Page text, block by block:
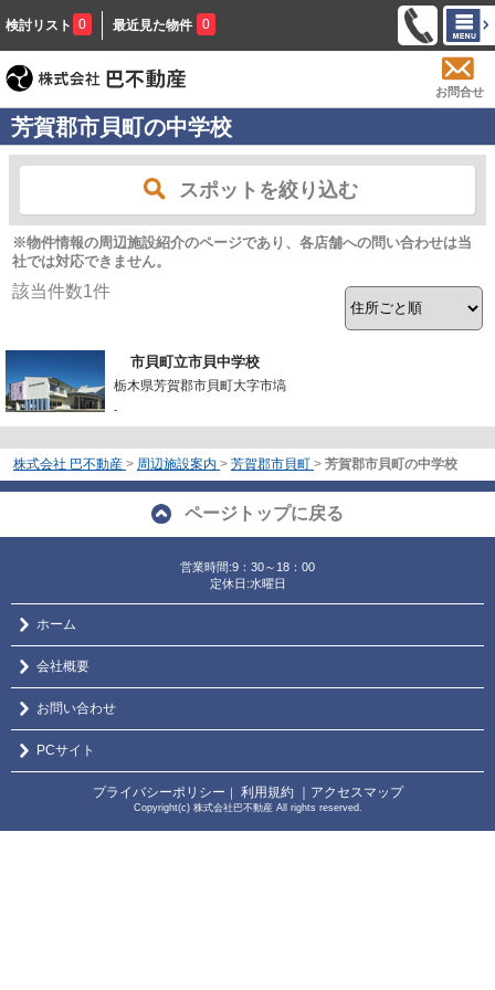
検討リスト 0 最近見た物件 0
お問合せ
芳賀郡市貝町の中学校
スポットを絞り込む
※物件情報の周辺施設紹介のページであり、各店舗への問い合わせは当
社では対応できません。
該当件数1件
市貝町立市貝中学校
栃木県芳賀郡市貝町大字市塙
-
株式会社 巴不動産 > 周辺施設案内 > 芳賀郡市貝町 > 芳賀郡市貝町の中学校
ページトップに戻る
営業時間:9：30～18：00
定休日:水曜日
ホーム
会社概要
お問い合わせ
PCサイト
プライバシーポリシー ｜ 利用規約 ｜アクセスマップ
Copyright(c) 株式会社巴不動産 All rights reserved.